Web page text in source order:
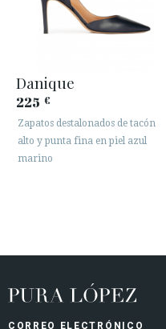
Danique
225 €
Zapatos destalonados de tacón
alto y punta fina en piel azul
marino
CORREO ELECTRÓNICO